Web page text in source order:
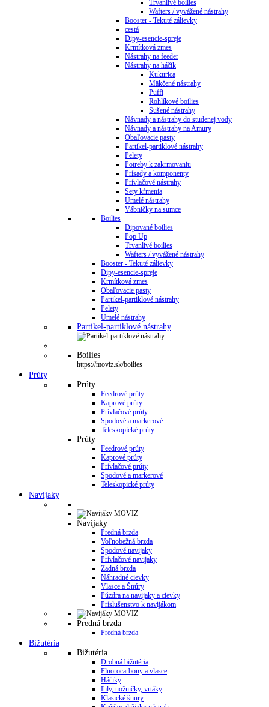
Trvanlivé boilies
Wafters / vyvážené nástrahy
Booster - Tekuté zálievky
cestá
Dipy-esencie-spreje
Krmítková zmes
Nástrahy na feeder
Nástrahy na háčik
Kukurica
Mäkčené nástrahy
Puffi
Rohlíkové boilies
Sušené nástrahy
Návnady a nástrahy do studenej vody
Návnady a nástrahy na Amury
Obaľovacie pasty
Partikel-partiklové nástrahy
Pelety
Potreby k zakrmovaniu
Prísady a komponenty
Prívlačové nástrahy
Sety kŕmenia
Umelé nástrahy
Vábničky na sumce
Boilies
Dipované boilies
Pop Up
Trvanlivé boilies
Wafters / vyvážené nástrahy
Booster - Tekuté zálievky
Dipy-esencie-spreje
Krmítková zmes
Obaľovacie pasty
Partikel-partiklové nástrahy
Pelety
Umelé nástrahy
Partikel-partiklové nástrahy
Boilies
https://moviz.sk/boilies
Prúty
Prúty
Feedrové prúty
Kaprové prúty
Prívlačové prúty
Spodové a markerové
Teleskopické prúty
Prúty
Feedrové prúty
Kaprové prúty
Prívlačové prúty
Spodové a markerové
Teleskopické prúty
Navijaky
Navijaky
Predná brzda
Voľnobežná brzda
Spodové navijaky
Prívlačové navijaky
Zadná brzda
Náhradné cievky
Vlasce a Šnúry
Púzdra na navijaky a cievky
Príslušenstvo k navijákom
Predná brzda
Predná brzda
Bižutéria
Bižutéria
Drobná bižutéria
Fluorocarbony a vlasce
Háčiky
Ihly, nožničky, vrtáky
Klasické šnury